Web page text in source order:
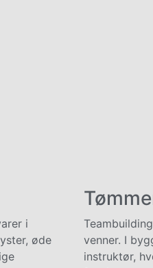
i
øde
venner. I
instruktør,